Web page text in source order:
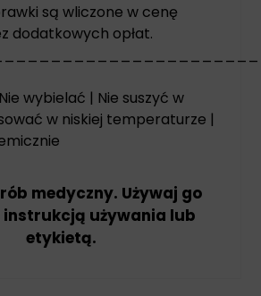
są wliczone w cenę
dodatkowych opłat.
wybielać | Nie suszyć w
w niskiej temperaturze |
medyczny. Używaj go
instrukcją używania lub
etykietą.